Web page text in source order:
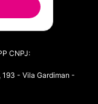
CNPJ:
193 - Vila Gardiman -